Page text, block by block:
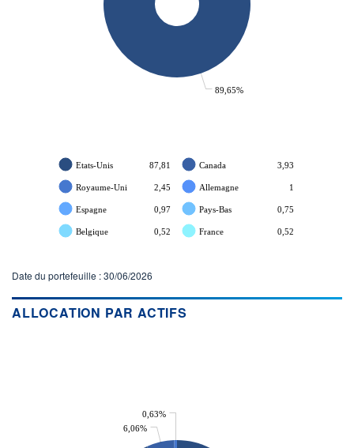
89,65%
Etats-Unis 87,81 Canada 3,93
Royaume-Uni 2,45 Allemagne 1
Espagne 0,97 Pays-Bas 0,75
Belgique 0,52 France 0,52
Date du portefeuille : 30/06/2026
ALLOCATION PAR ACTIFS
6,06%
0,63%